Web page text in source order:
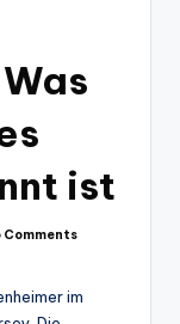
ist
Comments
im